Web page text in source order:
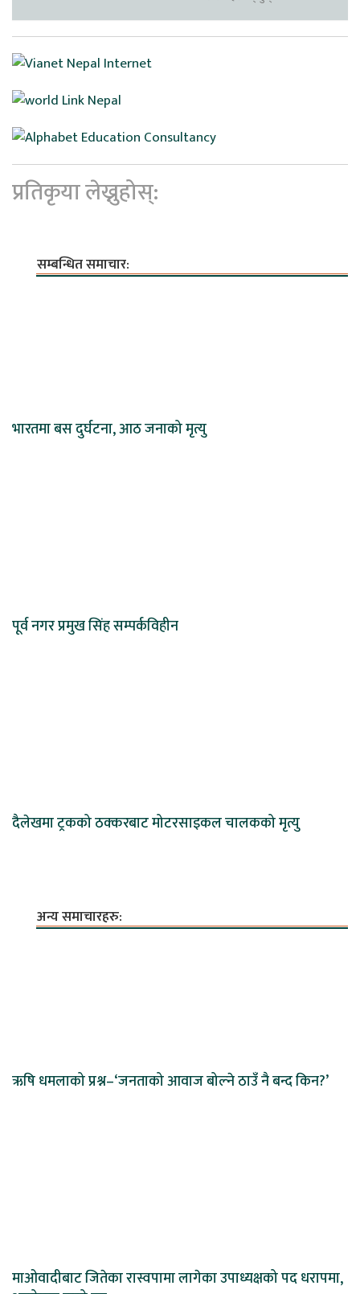
प्रतिकृया लेख्नुहोस्:
सम्बन्धित समाचार:
भारतमा बस दुर्घटना, आठ जनाको मृत्यु
पूर्व नगर प्रमुख सिंह सम्पर्कविहीन
दैलेखमा ट्रकको ठक्करबाट मोटरसाइकल चालकको मृत्यु
अन्य समाचारहरु:
ऋषि धमलाको प्रश्न–‘जनताको आवाज बोल्ने ठाउँ नै बन्द किन?’
माओवादीबाट जितेका रास्वपामा लागेका उपाध्यक्षको पद धरापमा,